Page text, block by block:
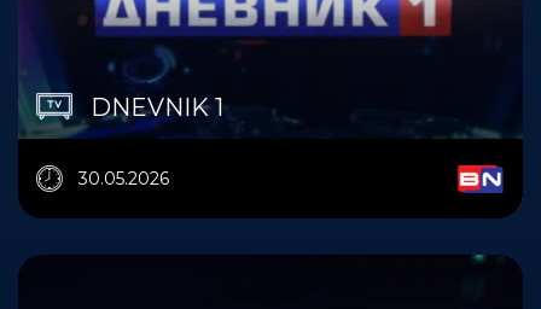
DNEVNIK 1
30.05.2026